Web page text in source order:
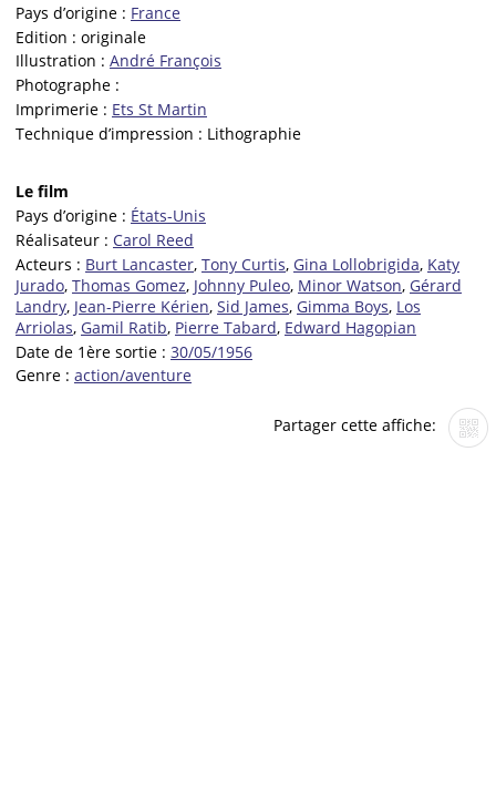
Pays d’origine : France
Edition : originale
Illustration : André François
Photographe :
Imprimerie : Ets St Martin
Technique d’impression : Lithographie
Le film
Pays d’origine : États-Unis
Réalisateur : Carol Reed
Acteurs : Burt Lancaster, Tony Curtis, Gina Lollobrigida, Katy
Jurado, Thomas Gomez, Johnny Puleo, Minor Watson, Gérard
Landry, Jean-Pierre Kérien, Sid James, Gimma Boys, Los
Arriolas, Gamil Ratib, Pierre Tabard, Edward Hagopian
Date de 1ère sortie : 30/05/1956
Genre : action/aventure
Partager cette affiche: